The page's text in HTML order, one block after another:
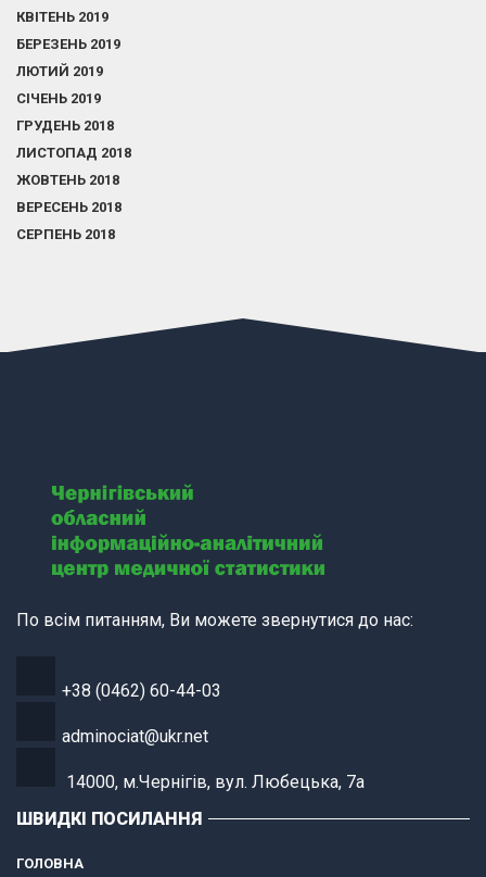
КВІТЕНЬ 2019
БЕРЕЗЕНЬ 2019
ЛЮТИЙ 2019
СІЧЕНЬ 2019
ГРУДЕНЬ 2018
ЛИСТОПАД 2018
ЖОВТЕНЬ 2018
ВЕРЕСЕНЬ 2018
СЕРПЕНЬ 2018
По всім питанням, Ви можете звернутися до нас:
+38 (0462) 60-44-03
adminociat@ukr.net
14000, м.Чернігів, вул. Любецька, 7а
ШВИДКІ ПОСИЛАННЯ
ГОЛОВНА